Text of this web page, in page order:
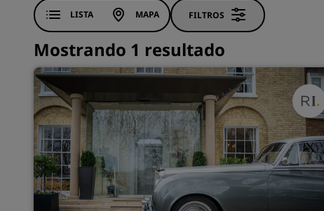
LISTA MAPA FILTROS
Mostrando 1 resultado